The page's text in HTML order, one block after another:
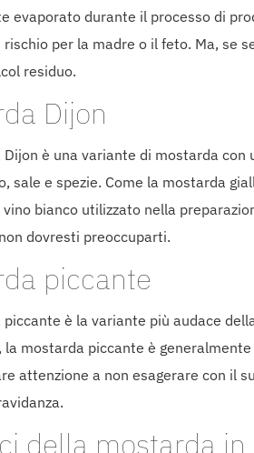
evaporato durante il processo di
per la madre o il feto. Ma, se
residuo.
Dijon
Dijon è una variante di mostarda
sale e spezie. Come la mostarda
bianco utilizzato nella
dovresti preoccuparti.
piccante
piccante è la variante più audace
la mostarda piccante è
attenzione a non esagerare con il
della mostarda in